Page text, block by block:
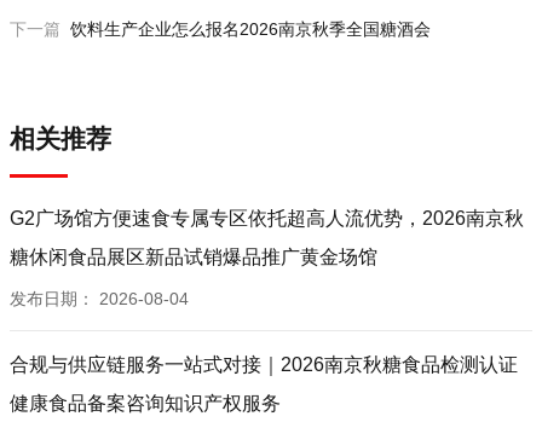
下一篇 饮料生产企业怎么报名2026南京秋季全国糖酒会
相关推荐
G2广场馆方便速食专属专区依托超高人流优势，2026南京秋
糖休闲食品展区新品试销爆品推广黄金场馆
发布日期： 2026-08-04
合规与供应链服务一站式对接｜2026南京秋糖食品检测认证
健康食品备案咨询知识产权服务